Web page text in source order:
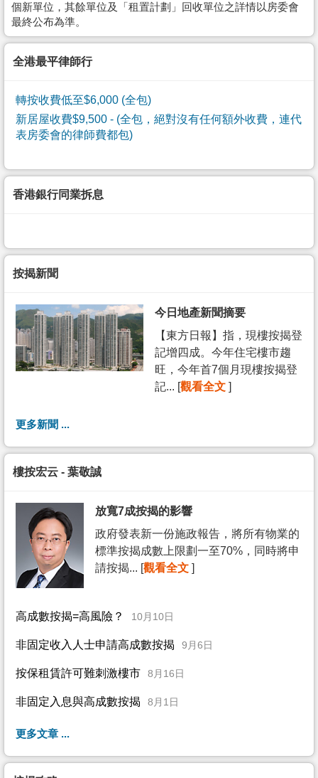
個新單位，其餘單位及「租置計劃」回收單位之詳情以房委會
最終公布為準。
全港最平律師行
轉按收費低至$6,000 (全包)
新居屋收費$9,500 - (全包，絕對沒有任何額外收費，連代
表房委會的律師費都包)
香港銀行同業拆息
按揭新聞
今日地產新聞摘要
【東方日報】指，現樓按揭登
記增四成。今年住宅樓市趨
旺，今年首7個月現樓按揭登
記... [觀看全文 ]
更多新聞 ...
樓按宏云 - 葉敬誠
放寬7成按揭的影響
政府發表新一份施政報告，將所有物業的
標準按揭成數上限劃一至70%，同時將申
請按揭... [觀看全文 ]
高成數按揭=高風險？ 10月10日
非固定收入人士申請高成數按揭 9月6日
按保租賃許可難刺激樓市 8月16日
非固定入息與高成數按揭 8月1日
更多文章 ...